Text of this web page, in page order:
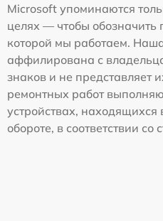
Microsoft упоминаются
целях — чтобы обозначить
которой мы работаем.
аффилирована с
знаков и не представляет
ремонтных работ
устройствах,
обороте, в соответствии со